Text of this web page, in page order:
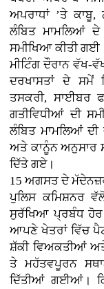
ਅਪਰਾਧਾਂ ’ਤੇ
ਲੰਬਿਤ ਮਾਮਲਿਆਂ ਦੇ
ਸਮੀਖਿਆ ਕੀਤੀ
ਮੀਟਿੰਗ ਦੌਰਾਨ ਵੱਖ-
ਦਰਖਾਸਤਾਂ ਦੇ ਸਮੇਂ
ਤਸਕਰੀ, ਸਾਈਬਰ
ਗਤੀਵਿਧੀਆਂ ਦੀ
ਲੰਬਿਤ ਮਾਮਲਿਆਂ
ਅਤੇ ਕਾਨੂੰਨ ਅਨੁਸਾਰ
ਦਿੱਤੇ ਗਏ।
15 ਅਗਸਤ ਦੇ
ਪੁਲਿਸ ਕਮਿਸ਼ਨਰ
ਸੁਰੱਖਿਆ ਪ੍ਰਬੰਧ
ਆਪਣੇ ਖੇਤਰਾਂ ਵਿੱਚ
ਸ਼ੱਕੀ ਵਿਅਕਤੀਆਂ
ਤੇ ਮਹੱਤਵਪੂਰਨ
ਦਿੱਤੀਆਂ ਗਈਆਂ।